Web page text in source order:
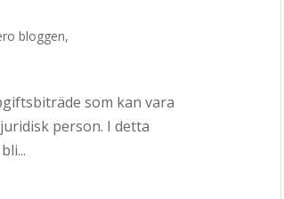
bloggen,
som kan vara
person. I detta